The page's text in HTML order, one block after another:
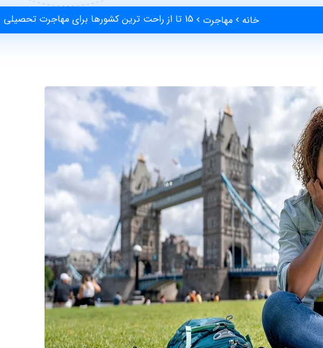
خانه مهاجرت 15 تا از راحت ترین کشورها برای مهاجرت تحصیلی